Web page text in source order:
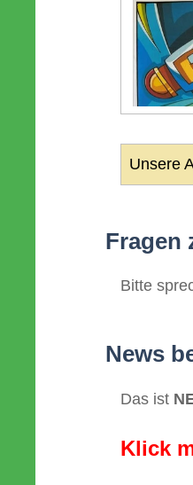
Unsere
Fragen
Bitte
News
Das ist
Klick